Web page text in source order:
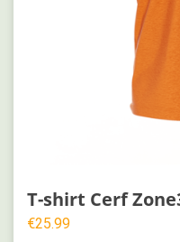
T-shirt Cerf
€25.99